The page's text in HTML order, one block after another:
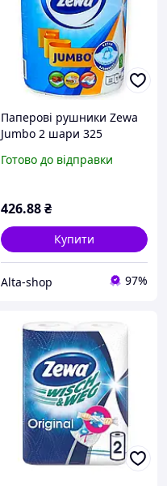
Паперові рушники Zewa
Jumbo 2 шари 325
Готово до відправки
426.88₴
Купити
Alta-shop 97%